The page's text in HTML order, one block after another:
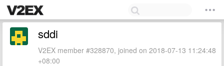
sddi
V2EX member #328870, joined on 2018-07-13 11:24:48
+08:00